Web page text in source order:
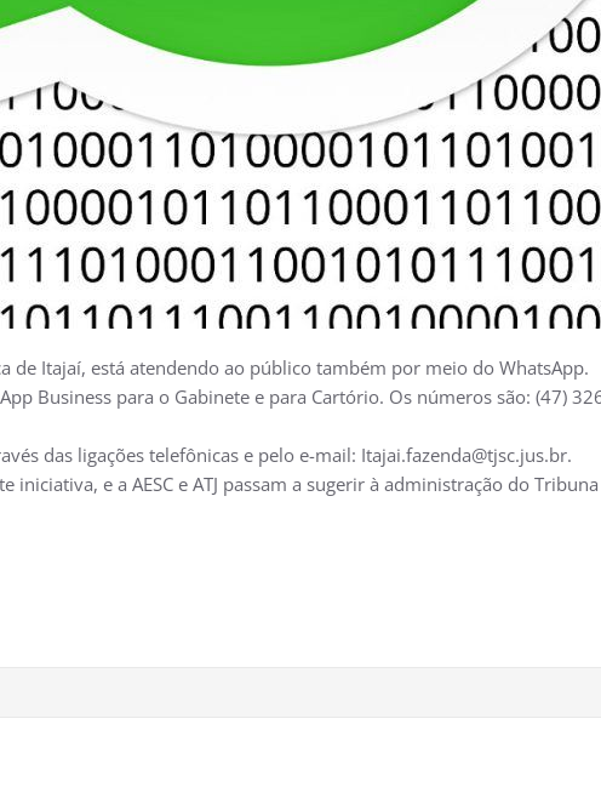
de Itajaí, está atendendo ao público também por meio do WhatsApp.
Business para o Gabinete e para Cartório. Os números são: (47)
das ligações telefônicas e pelo e-mail: Itajai.fazenda@tjsc.jus.br.
iniciativa, e a AESC e ATJ passam a sugerir à administração do